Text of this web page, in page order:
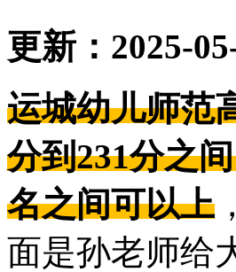
更新：2025-
运城幼儿师范
分到231分之
名之间可以上
面是孙老师给